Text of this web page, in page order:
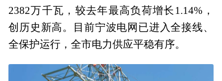
2382万千瓦，较去年最高负荷增长1.14%，
创历史新高。目前宁波电网已进入全接线、
全保护运行，全市电力供应平稳有序。